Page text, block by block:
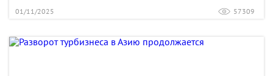
01/11/2025 57309